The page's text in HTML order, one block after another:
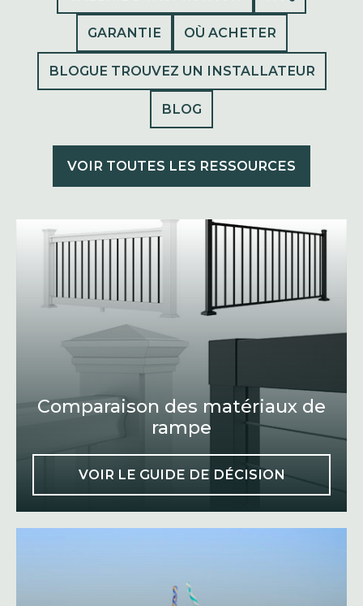
GARANTIE OÙ ACHETER
BLOGUE TROUVEZ UN INSTALLATEUR
BLOG
VOIR TOUTES LES RESSOURCES
Comparaison des matériaux de
rampe
VOIR LE GUIDE DE DÉCISION